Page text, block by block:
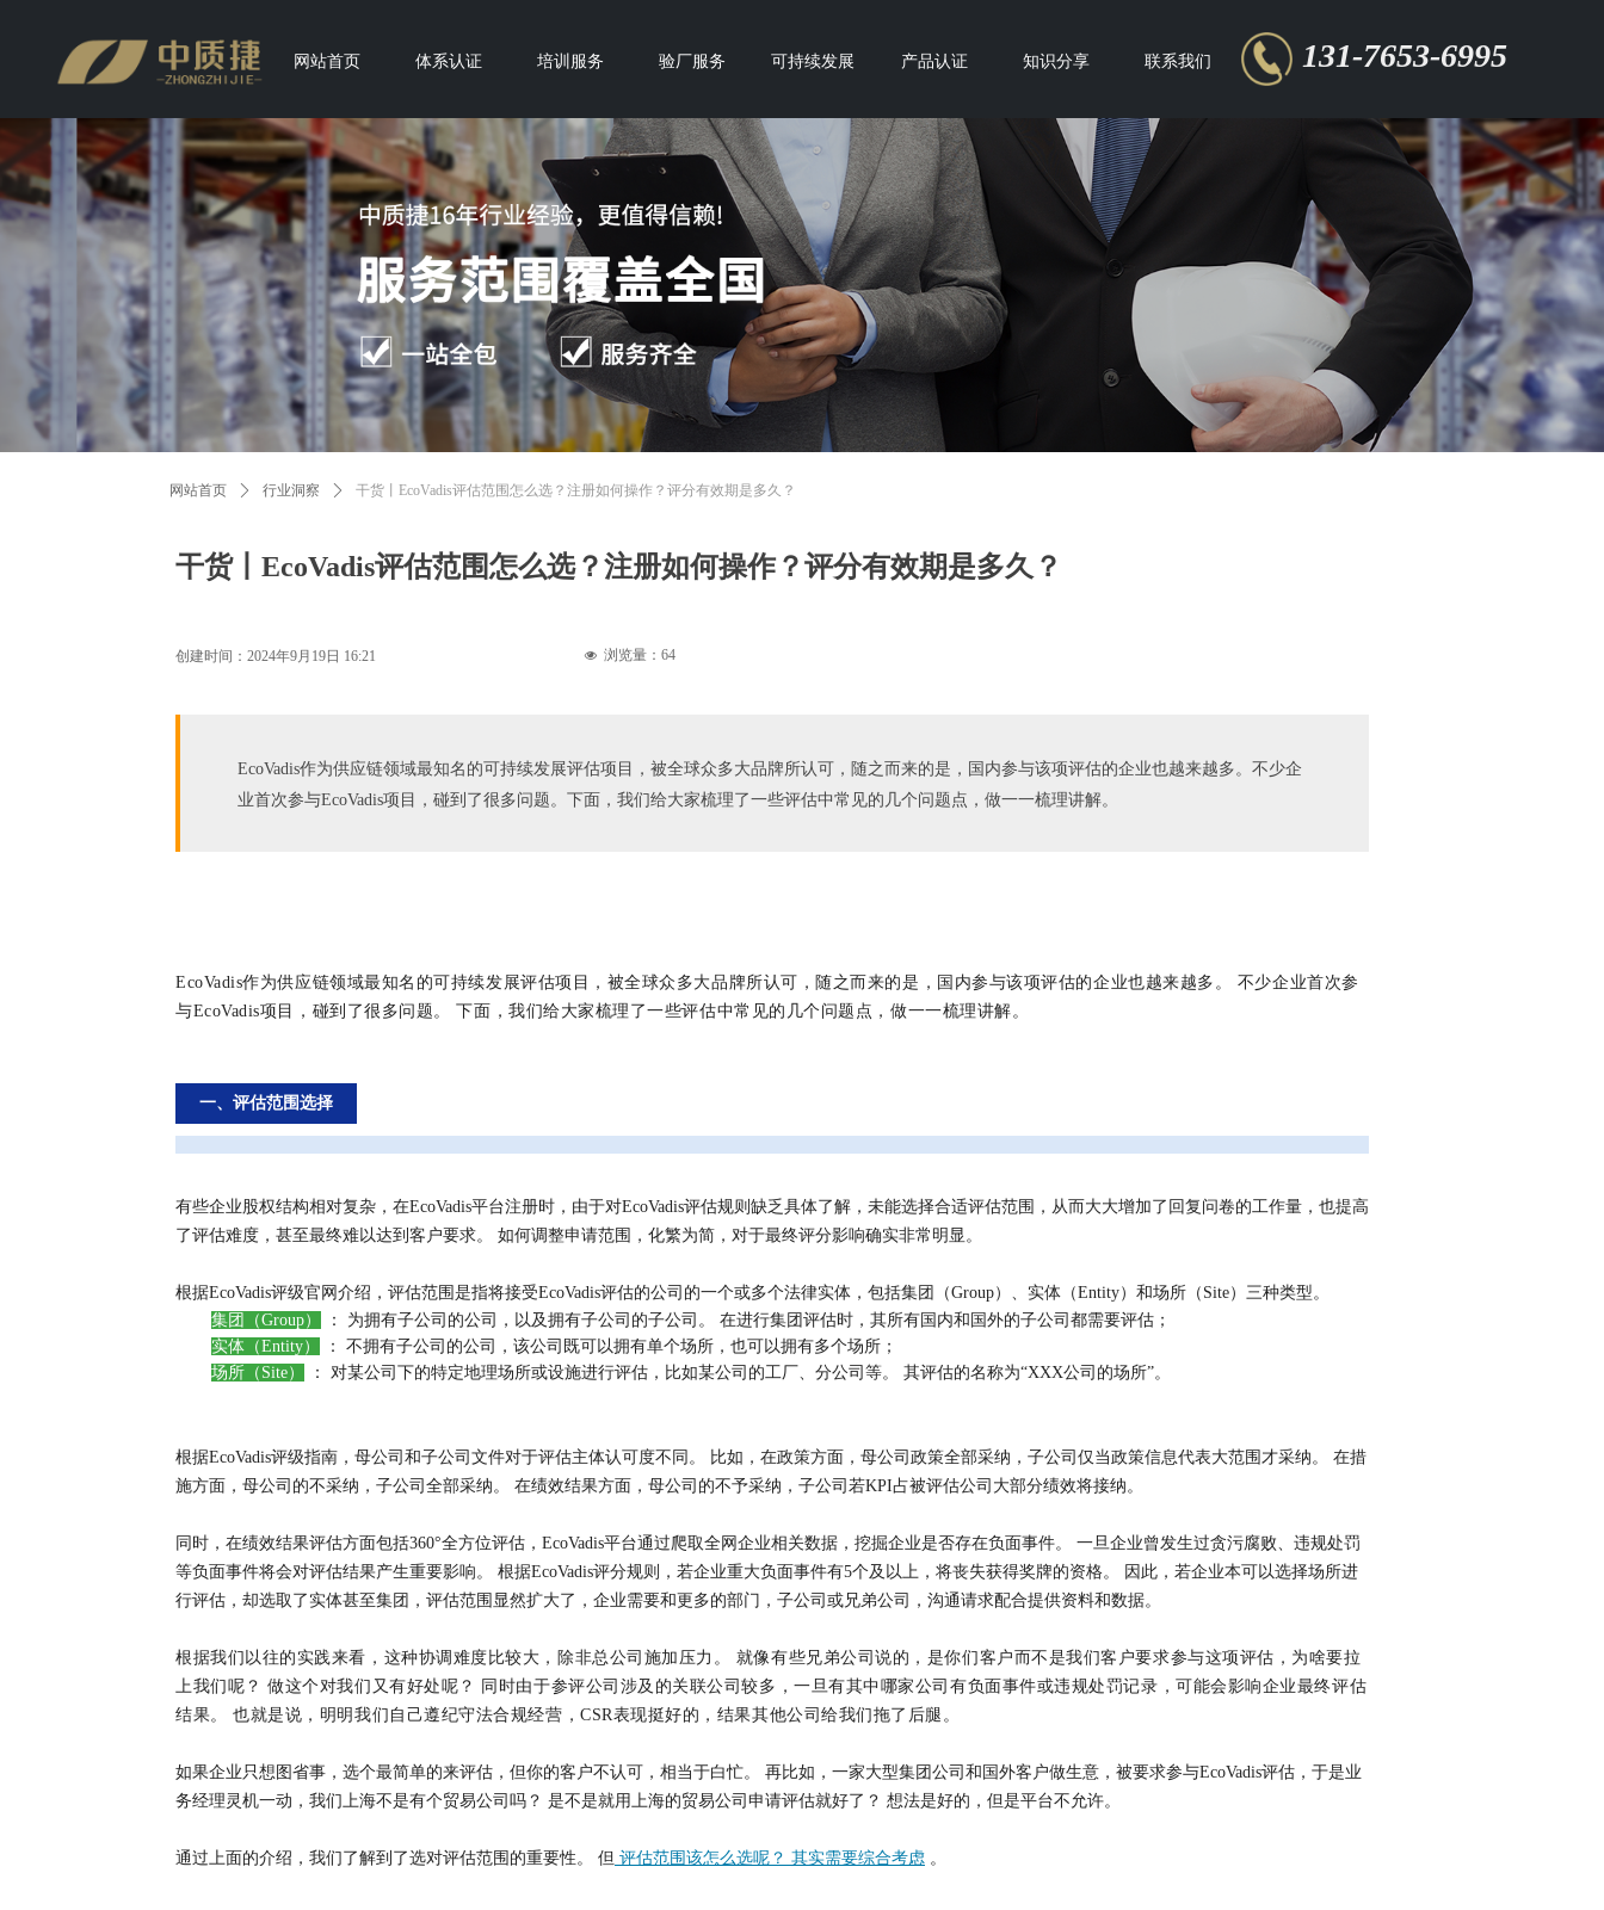
131-7653-6995
网站首页 体系认证 培训服务 验厂服务 可持续发展 产品认证 知识分享 联系我们
干货丨EcoVadis评估范围怎么选？注册如何操作？评分有效期是多久？
网站首页 ꄲ 行业洞察 ꄲ 干货丨EcoVadis评估范围怎么选？注册如何操作？评分有效期是多久？
EcoVadis作为供应链领域最知名的可持续发展评估项目，被全球众多大品牌所认可，随之而来的是，国内参与该项评估的企业也越来越多。 不少企业首次参
与EcoVadis项目，碰到了很多问题。 下面，我们给大家梳理了一些评估中常见的几个问题点，做一一梳理讲解。
一、评估范围选择
有些企业股权结构相对复杂，在EcoVadis平台注册时，由于对EcoVadis评估规则缺乏具体了解，未能选择合适评估范围，从而大大增加了回复问卷的工作量，也提高
了评估难度，甚至最终难以达到客户要求。 如何调整申请范围，化繁为简，对于最终评分影响确实非常明显。
根据EcoVadis评级官网介绍，评估范围是指将接受EcoVadis评估的公司的一个或多个法律实体，包括集团（Group）、实体（Entity）和场所（Site）三种类型。
集团（Group）
： 为拥有子公司的公司，以及拥有子公司的子公司。 在进行集团评估时，其所有国内和国外的子公司都需要评估；
实体（Entity）
： 不拥有子公司的公司，该公司既可以拥有单个场所，也可以拥有多个场所；
场所（Site）
： 对某公司下的特定地理场所或设施进行评估，比如某公司的工厂、分公司等。 其评估的名称为“XXX公司的场所”。
根据EcoVadis评级指南，母公司和子公司文件对于评估主体认可度不同。 比如，在政策方面，母公司政策全部采纳，子公司仅当政策信息代表大范围才采纳。 在措
施方面，母公司的不采纳，子公司全部采纳。 在绩效结果方面，母公司的不予采纳，子公司若KPI占被评估公司大部分绩效将接纳。
同时，在绩效结果评估方面包括360°全方位评估，EcoVadis平台通过爬取全网企业相关数据，挖掘企业是否存在负面事件。 一旦企业曾发生过贪污腐败、违规处罚
等负面事件将会对评估结果产生重要影响。 根据EcoVadis评分规则，若企业重大负面事件有5个及以上，将丧失获得奖牌的资格。 因此，若企业本可以选择场所进
行评估，却选取了实体甚至集团，评估范围显然扩大了，企业需要和更多的部门，子公司或兄弟公司，沟通请求配合提供资料和数据。
根据我们以往的实践来看，这种协调难度比较大，除非总公司施加压力。 就像有些兄弟公司说的，是你们客户而不是我们客户要求参与这项评估，为啥要拉
上我们呢？ 做这个对我们又有好处呢？ 同时由于参评公司涉及的关联公司较多，一旦有其中哪家公司有负面事件或违规处罚记录，可能会影响企业最终评估
结果。 也就是说，明明我们自己遵纪守法合规经营，CSR表现挺好的，结果其他公司给我们拖了后腿。
如果企业只想图省事，选个最简单的来评估，但你的客户不认可，相当于白忙。 再比如，一家大型集团公司和国外客户做生意，被要求参与EcoVadis评估，于是业
务经理灵机一动，我们上海不是有个贸易公司吗？ 是不是就用上海的贸易公司申请评估就好了？ 想法是好的，但是平台不允许。
通过上面的介绍，我们了解到了选对评估范围的重要性。 但 评估范围该怎么选呢？ 其实需要综合考虑 。
넶 浏览量： 64
创建时间： 2024年9月19日 16:21
EcoVadis作为供应链领域最知名的可持续发展评估项目，被全球众多大品牌所认可，随之而来的是，国内参与该项评估的企业也越来越多。不少企
业首次参与EcoVadis项目，碰到了很多问题。下面，我们给大家梳理了一些评估中常见的几个问题点，做一一梳理讲解。